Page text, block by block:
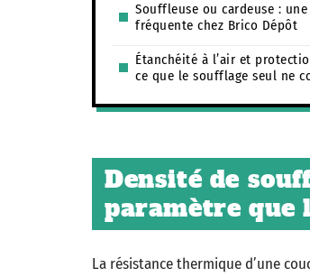
Souffleuse ou cardeuse :
fréquente chez Brico Dépôt
Étanchéité à l’air et
ce que le soufflage seul ne
Densité de
paramètre que
La résistance thermique d’une